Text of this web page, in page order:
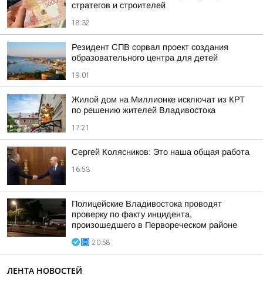
стратегов и строителей
18:32
Резидент СПВ сорвал проект создания
образовательного центра для детей
19:01
Жилой дом на Миллионке исключат из КРТ
по решению жителей Владивостока
17:21
Сергей Колясников: Это наша общая работа
16:53
Полицейские Владивостока проводят
проверку по факту инцидента,
произошедшего в Первореческом районе
20:58
ЛЕНТА НОВОСТЕЙ